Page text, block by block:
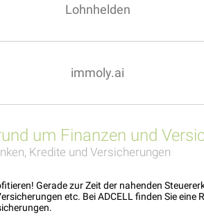
Lohnhelden
immoly.ai
um Finanzen und
Kredite und Versicherungen
Gerade zur Zeit der nahenden
etc. Bei ADCELL finden Sie